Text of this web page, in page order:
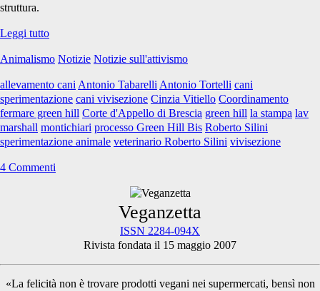
struttura.
Leggi tuttoProcesso
Green
assolti
in
appello
veterinario
e
dipendenti
Animalismo Notizie Notizie sull'attivismo
allevamento cani Antonio Tabarelli Antonio Tortelli cani
sperimentazione cani vivisezione Cinzia Vitiello Coordinamento
fermare green hill Corte d'Appello di Brescia green hill la stampa lav
marshall montichiari processo Green Hill Bis Roberto Silini
sperimentazione animale veterinario Roberto Silini vivisezione
4 Commenti
Sidebar
Veganzetta
ISSN 2284-094X
Rivista fondata il 15 maggio 2007
«La felicità non è trovare prodotti vegani nei supermercati, bensì non